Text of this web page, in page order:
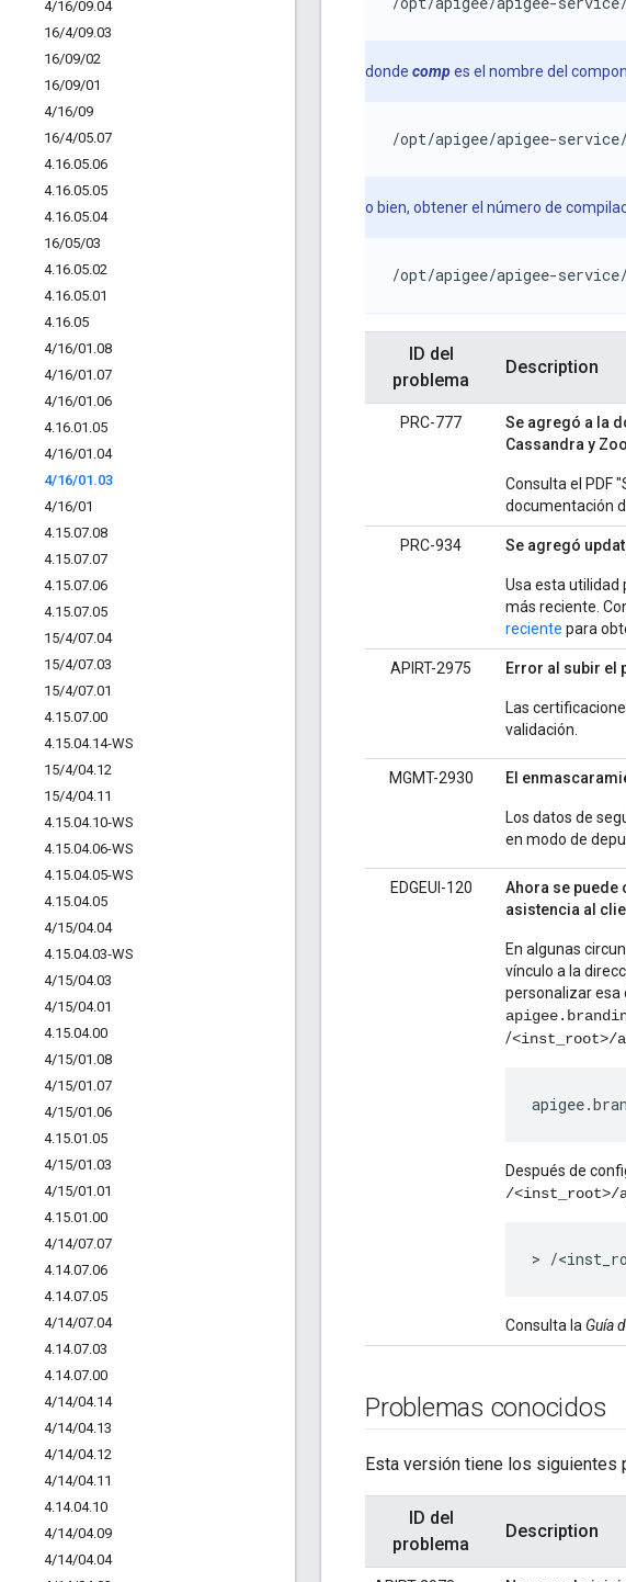
4/16/09.04
16/4/09.03
16/09/02
16/09/01
4/16/09
16/4/05.07
4.16.05.06
4.16.05.05
4.16.05.04
16/05/03
4.16.05.02
4.16.05.01
4.16.05
4/16/01 .08
4/16/01 .07
4/16/01 .06
4.16.01 .05
4/16/01 .04
4/16/01.03
4/16/01
4.15.07.08
4.15.07.07
4.15.07.06
4.15.07.05
15/4/07.04
15/4/07.03
15/4/07.01
4.15.07.00
4.15.04.14‐WS
15/4/04.12
15/4/04.11
4.15.04.10‐WS
4.15.04.06-WS
4.15.04.05-WS
4.15.04.05
4/15/04.04
4.15.04.03‐WS
4/15/04.03
4/15/04.01
4.15.04.00
4/15/01 .08
4/15/01 .07
4/15/01 .06
4.15.01 .05
4/15/01 .03
4/15/01 .01
4.15.01 .00
4/14/07.07
4.14.07.06
4.14.07.05
4/14/07.04
4.14.07.03
4.14.07.00
4/14/04.14
4/14/04.13
4/14/04.12
4/14/04.11
4.14.04.10
4/14/04.09
4/14/04.04
donde compes el nombre del
/opt/apigee/apigee-
o bien, obtener el número de
/opt/apigee/apigee-
ID del
problema
Description
PRC-777
Se agregó a la
Cassandra y
Consulta el PDF
documentación
PRC-934 Se agregó
Usa esta utilidad
más reciente.
reciente para
APIRT-2975 Error al subir el
Las
validación.
MGMT-2930 El
Los datos de
en modo de
EDGEUI-120
Ahora se
asistencia al
En algunas
vínculo a la
personalizar esa
/<inst_root>/
apigee.
Después de
/<inst_root>/
> /
Consulta la Guía
Problemas conocidos
Esta versión tiene los siguientes
ID del
problema
Description